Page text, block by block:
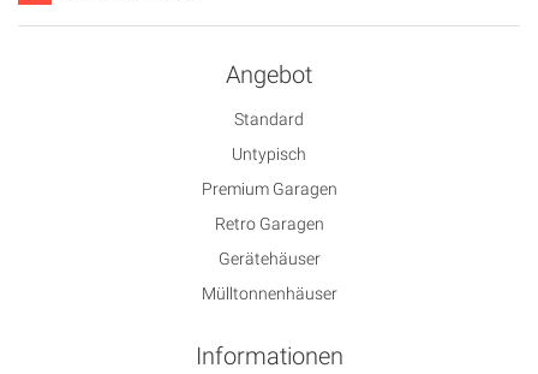
Angebot
Standard
Untypisch
Premium Garagen
Retro Garagen
Gerätehäuser
Mülltonnenhäuser
Informationen